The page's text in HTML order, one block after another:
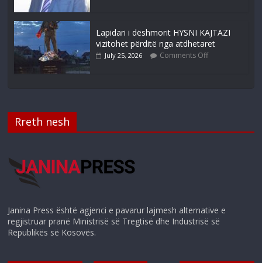
Lapidari i dëshmorit HYSNI KAJTAZI
vizitohet përditë nga atdhetaret
July 25, 2026 Comments Off
Rreth nesh
Janina Press është agjenci e pavarur lajmesh alternative e
regjistruar pranë Ministrisë së Tregtisë dhe Industrisë së
Republikës së Kosovës.